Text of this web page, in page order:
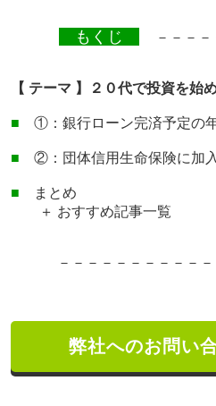
もくじ －－－
【 テーマ 】２０代で投資を始
■ ①：銀行ローン完済予定の
■ ②：団体信用生命保険に加
■ まとめ
＋ おすすめ記事一覧
－－－－－－－－－－
弊社へのお問い